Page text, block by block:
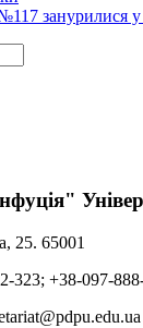
занурилися у
25. 65001
323; +38-097-